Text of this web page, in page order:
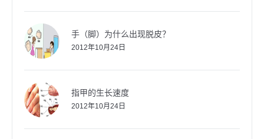
手（脚）为什么出现脱皮？
2012年10月24日
指甲的生长速度
2012年10月24日